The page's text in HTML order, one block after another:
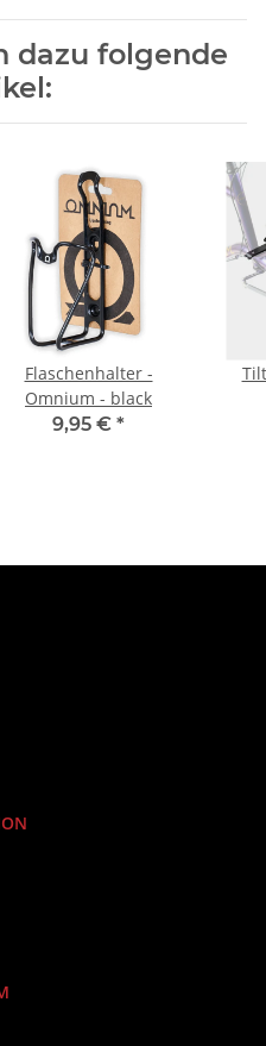
dazu folgende
Flaschenhalter -
Omnium - black
9,95 € *